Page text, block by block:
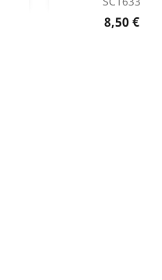
Preço
8,50 €
Dados do